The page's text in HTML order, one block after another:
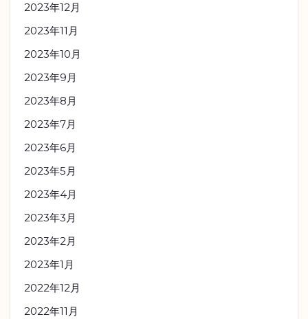
2023年12月
2023年11月
2023年10月
2023年9月
2023年8月
2023年7月
2023年6月
2023年5月
2023年4月
2023年3月
2023年2月
2023年1月
2022年12月
2022年11月